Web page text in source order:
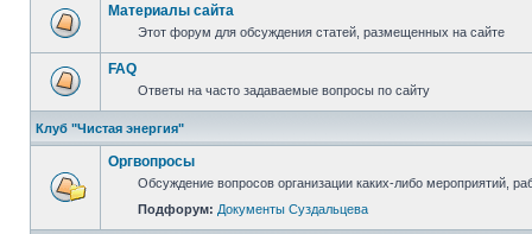
Материалы сайта
Этот форум для обсуждения статей, размещенных на сайте
FAQ
Ответы на часто задаваемые вопросы по сайту
Клуб "Чистая энергия"
Оргвопросы
Обсуждение вопросов организации каких-либо мероприятий,
Подфорум: Документы Суздальцева